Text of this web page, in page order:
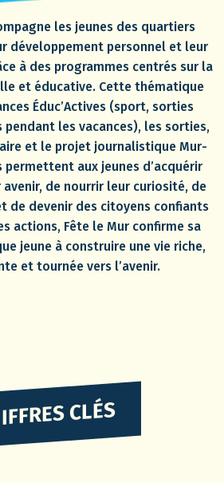
les jeunes des quartiers
développement personnel et leur
à des programmes centrés sur la
et éducative. Cette thématique
Éduc’Actives (sport, sorties
les vacances), les sorties,
et le projet journalistique Mur-
permettent aux jeunes d’acquérir
de nourrir leur curiosité, de
de devenir des citoyens confiants
actions, Fête le Mur confirme sa
jeune à construire une vie riche,
et tournée vers l’avenir.
CLÉS